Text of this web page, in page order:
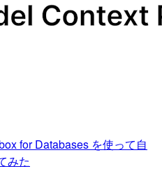
for Databases を使って自
みた